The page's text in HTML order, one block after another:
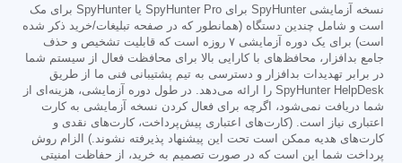
نسخه آزمایشی SpyHunter برای SpyHunter Pro یا SpyHunter برای مک
است و شامل چندین دستگاه (همانطور که در صفحه تبلیغات/خرید ذکر شده
است) برای یک دوره آزمایشی ۷ روزه است که قابلیت تشخیص و حذف
جامع بدافزار، محافظ‌های با کارایی بالا برای محافظت فعال از سیستم شما
در برابر تهدیدات بدافزار و دسترسی به تیم پشتیبانی فنی ما از طریق
SpyHunter HelpDesk را ارائه می‌دهد. در طول دوره آزمایشی، هزینه‌ای از
شما دریافت نمی‌شود، اگرچه برای فعال کردن نسخه آزمایشی به کارت
اعتباری نیاز است. (کارت‌های اعتباری پیش‌پرداخت، کارت‌های نقدی و
کارت‌های هدیه ممکن است تحت این پیشنهاد پذیرفته نشوند.) الزام روش
پرداخت شما این است که در صورت تصمیم به خرید، از حفاظت امنیتی